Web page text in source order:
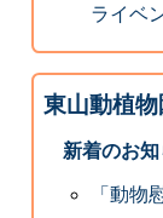
ライベ
東山動植物
新着のお
「動物